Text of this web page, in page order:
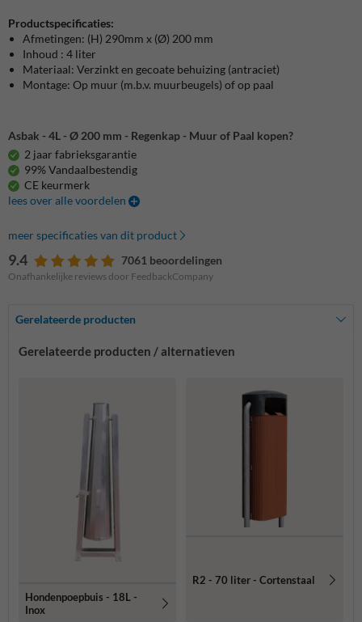
Productspecificaties:
Afmetingen: (H) 290mm x (Ø) 200 mm
Inhoud : 4 liter
Materiaal: Verzinkt en gecoate behuizing (antraciet)
Montage: Op muur (m.b.v. muurbeugels) of op paal
Asbak - 4L - Ø 200 mm - Regenkap - Muur of Paal kopen?
2 jaar fabrieksgarantie
99% Vandaalbestendig
CE keurmerk
lees over alle voordelen
meer specificaties van dit product
9.4 7061 beoordelingen
Onafhankelijke reviews door FeedbackCompany
Gerelateerde producten
Gerelateerde producten / alternatieven
Hondenpoepbuis - 18L -
Inox
R2 - 70 liter - Cortenstaal